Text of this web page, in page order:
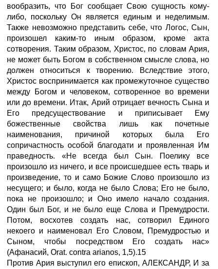
вообразить, что Бог сообщает Свою сущность кому-
либо, поскольку Он является единым и неделимым.
Также невозможно представить себе, что Логос, Сын,
произошел каким-то иным образом, кроме акта
сотворения. Таким образом, Христос, по словам Ария,
не может быть Богом в собственном смысле слова, но
должен относиться к творению. Вследствие этого,
Христос воспринимается как промежуточное существо
между Богом и человеком, сотворенное во времени
или до времени. Итак, Арий отрицает вечность Сына и
Его предсуществование и приписывает Ему
божественные свойства лишь как почетные
наименования, причиной которых была Его
сопричастность особой благодати и проявленная Им
праведность. «Не всегда был Сын. Поелику все
произошло из ничего, и все происшедшее есть тварь и
произведение, то и само Божие Слово произошло из
несущего; и было, когда не было Слова; Его не было,
пока не произошло; и Оно имело начало создания.
Один был Бог, и не было еще Слова и Премудрости.
Потом, восхотев создать нас, сотворил Единого
некоего и наименовал Его Словом, Премудростью и
Сыном, чтобы посредством Его создать нас»
(Афанасий, Orat. contra arianos, 1,5).15
Против Ария выступил его епископ, АЛЕКСАНДР, И за